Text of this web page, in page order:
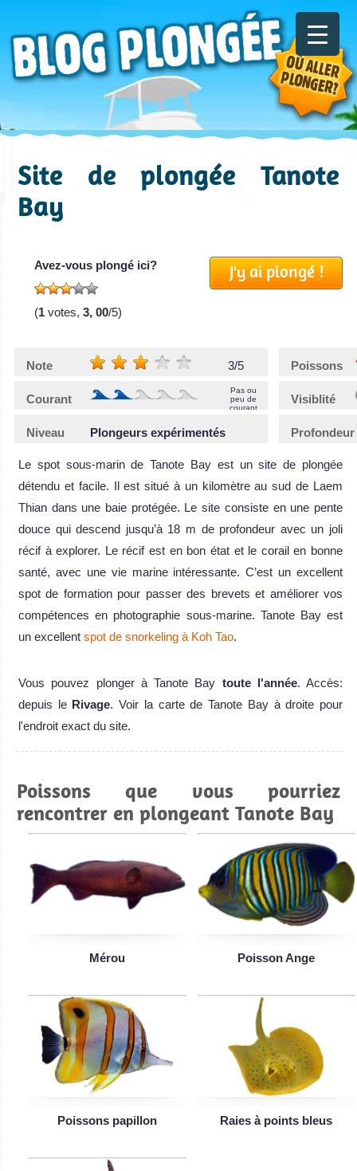
Site de plongée Tanote
Bay
J'y ai plongé !
Avez-vous plongé ici?
(1 votes, 3, 00/5)
Note 3/5 Poissons
Courant
Pas ou
peu de
courant
Visiblité
Niveau Plongeurs expérimentés Profondeur
Le spot sous-marin de Tanote Bay est un site de plongée
détendu et facile. Il est situé à un kilomètre au sud de Laem
Thian dans une baie protégée. Le site consiste en une pente
douce qui descend jusqu’à 18 m de profondeur avec un joli
récif à explorer. Le récif est en bon état et le corail en bonne
santé, avec une vie marine intéressante. C’est un excellent
spot de formation pour passer des brevets et améliorer vos
compétences en photographie sous-marine. Tanote Bay est
un excellent spot de snorkeling à Koh Tao.
Vous pouvez plonger à Tanote Bay toute l'année. Accès:
depuis le Rivage. Voir la carte de Tanote Bay à droite pour
l'endroit exact du site.
Poissons que vous pourriez
rencontrer en plongeant Tanote Bay
Mérou Poisson Ange
Poissons papillon Raies à points bleus